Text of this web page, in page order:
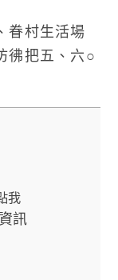
眷村生活場
彿把五、六○
我
訊